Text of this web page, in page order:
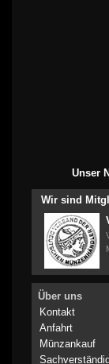
Unser
Wir sind
Über uns
Kontakt
Anfahrt
Münzankauf